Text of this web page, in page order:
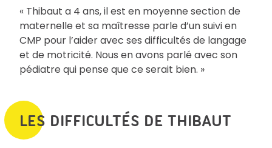
« Thibaut a 4 ans, il est en moyenne section de
maternelle et sa maîtresse parle d’un suivi en
CMP pour l’aider avec ses difficultés de langage
et de motricité. Nous en avons parlé avec son
pédiatre qui pense que ce serait bien. »
LES DIFFICULTÉS DE THIBAUT